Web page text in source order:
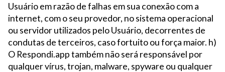
Usuário em razão de falhas em sua conexão com a
internet, com o seu provedor, no sistema operacional
ou servidor utilizados pelo Usuário, decorrentes de
condutas de terceiros, caso fortuito ou força maior. h)
O Respondi.app também não será responsável por
qualquer vírus, trojan, malware, spyware ou qualquer